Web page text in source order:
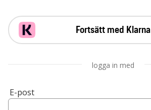
Fortsätt med Klarna
logga in med
E-post